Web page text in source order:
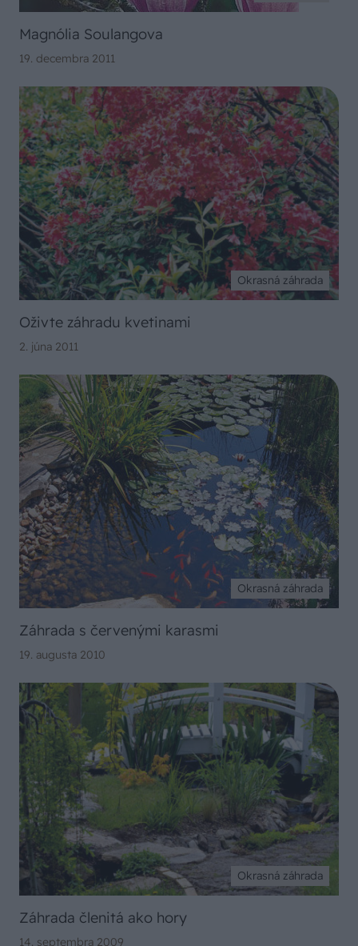
Magnólia Soulangova
19. decembra 2011
Okrasná záhrada
Oživte záhradu kvetinami
2. júna 2011
Okrasná záhrada
Záhrada s červenými karasmi
19. augusta 2010
Okrasná záhrada
Záhrada členitá ako hory
14. septembra 2009